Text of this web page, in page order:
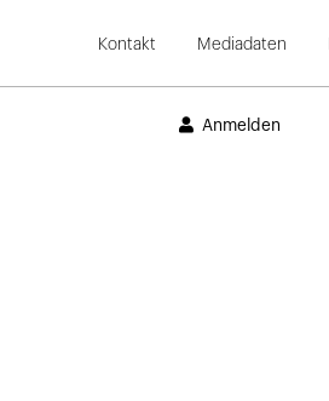
Kontakt Mediadaten
Anmelden